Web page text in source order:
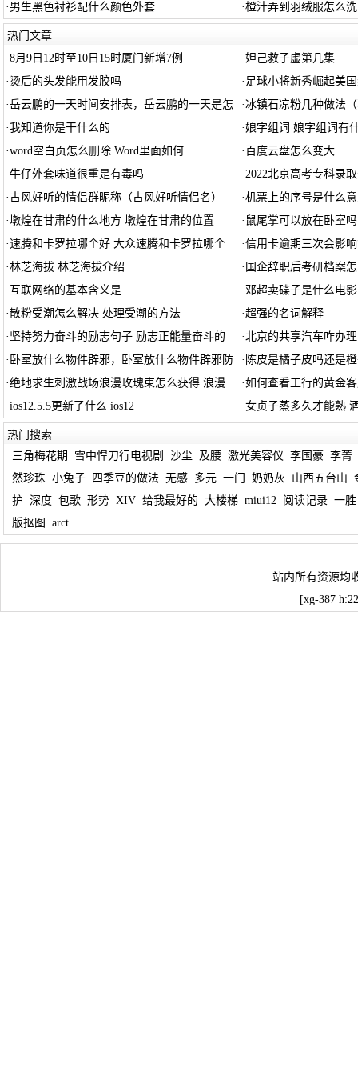
· 男生黑色衬衫配什么颜色外套 ·橙汁弄到羽绒服怎么洗
热门文章
·8月9日12时至10日15时厦门新增7例 ·妲己救子虚第几集
· 烫后的头发能用发胶吗 · 足球小将新秀崛起美
·岳云鹏的一天时间安排表，岳云鹏的一天是怎 ·冰镇石凉粉几种做法
·我知道你是干什么的 ·娘字组词 娘字组词有
·word空白页怎么删除 Word里面如何 · 百度云盘怎么变大
·牛仔外套味道很重是有毒吗 ·2022北京高考专科录
·古风好听的情侣群昵称（古风好听情侣名） ·机票上的序号是什么
·墩煌在甘肃的什么地方 墩煌在甘肃的位置 · 鼠尾掌可以放在卧室
·速腾和卡罗拉哪个好 大众速腾和卡罗拉哪个 ·信用卡逾期三次会影
·林芝海拔 林芝海拔介绍 · 国企辞职后考研档案
· 互联网络的基本含义是 · 邓超卖碟子是什么电
·散粉受潮怎么解决 处理受潮的方法 ·超强的名词解释
· 坚持努力奋斗的励志句子 励志正能量奋斗的 ·北京的共享汽车咋办
· 卧室放什么物件辟邪，卧室放什么物件辟邪防 · 陈皮是橘子皮吗还是
·绝地求生刺激战场浪漫玫瑰束怎么获得 浪漫 ·如何查看工行的黄金
·ios12.5.5更新了什么 ios12 ·女贞子蒸多久才能熟
热门搜索
三角梅花期
雪中悍刀行电视剧 沙尘 及腰 激光美容仪 李国豪 李菁
然珍珠 小兔子 四季豆的做法 无感 多元 一门 奶奶灰 山西五台山
护 深度 包歌 形势 XIV 给我最好的 大楼梯 miui12 阅读记录 一胜
版抠图
arct
站内所有资源均
[xg-387